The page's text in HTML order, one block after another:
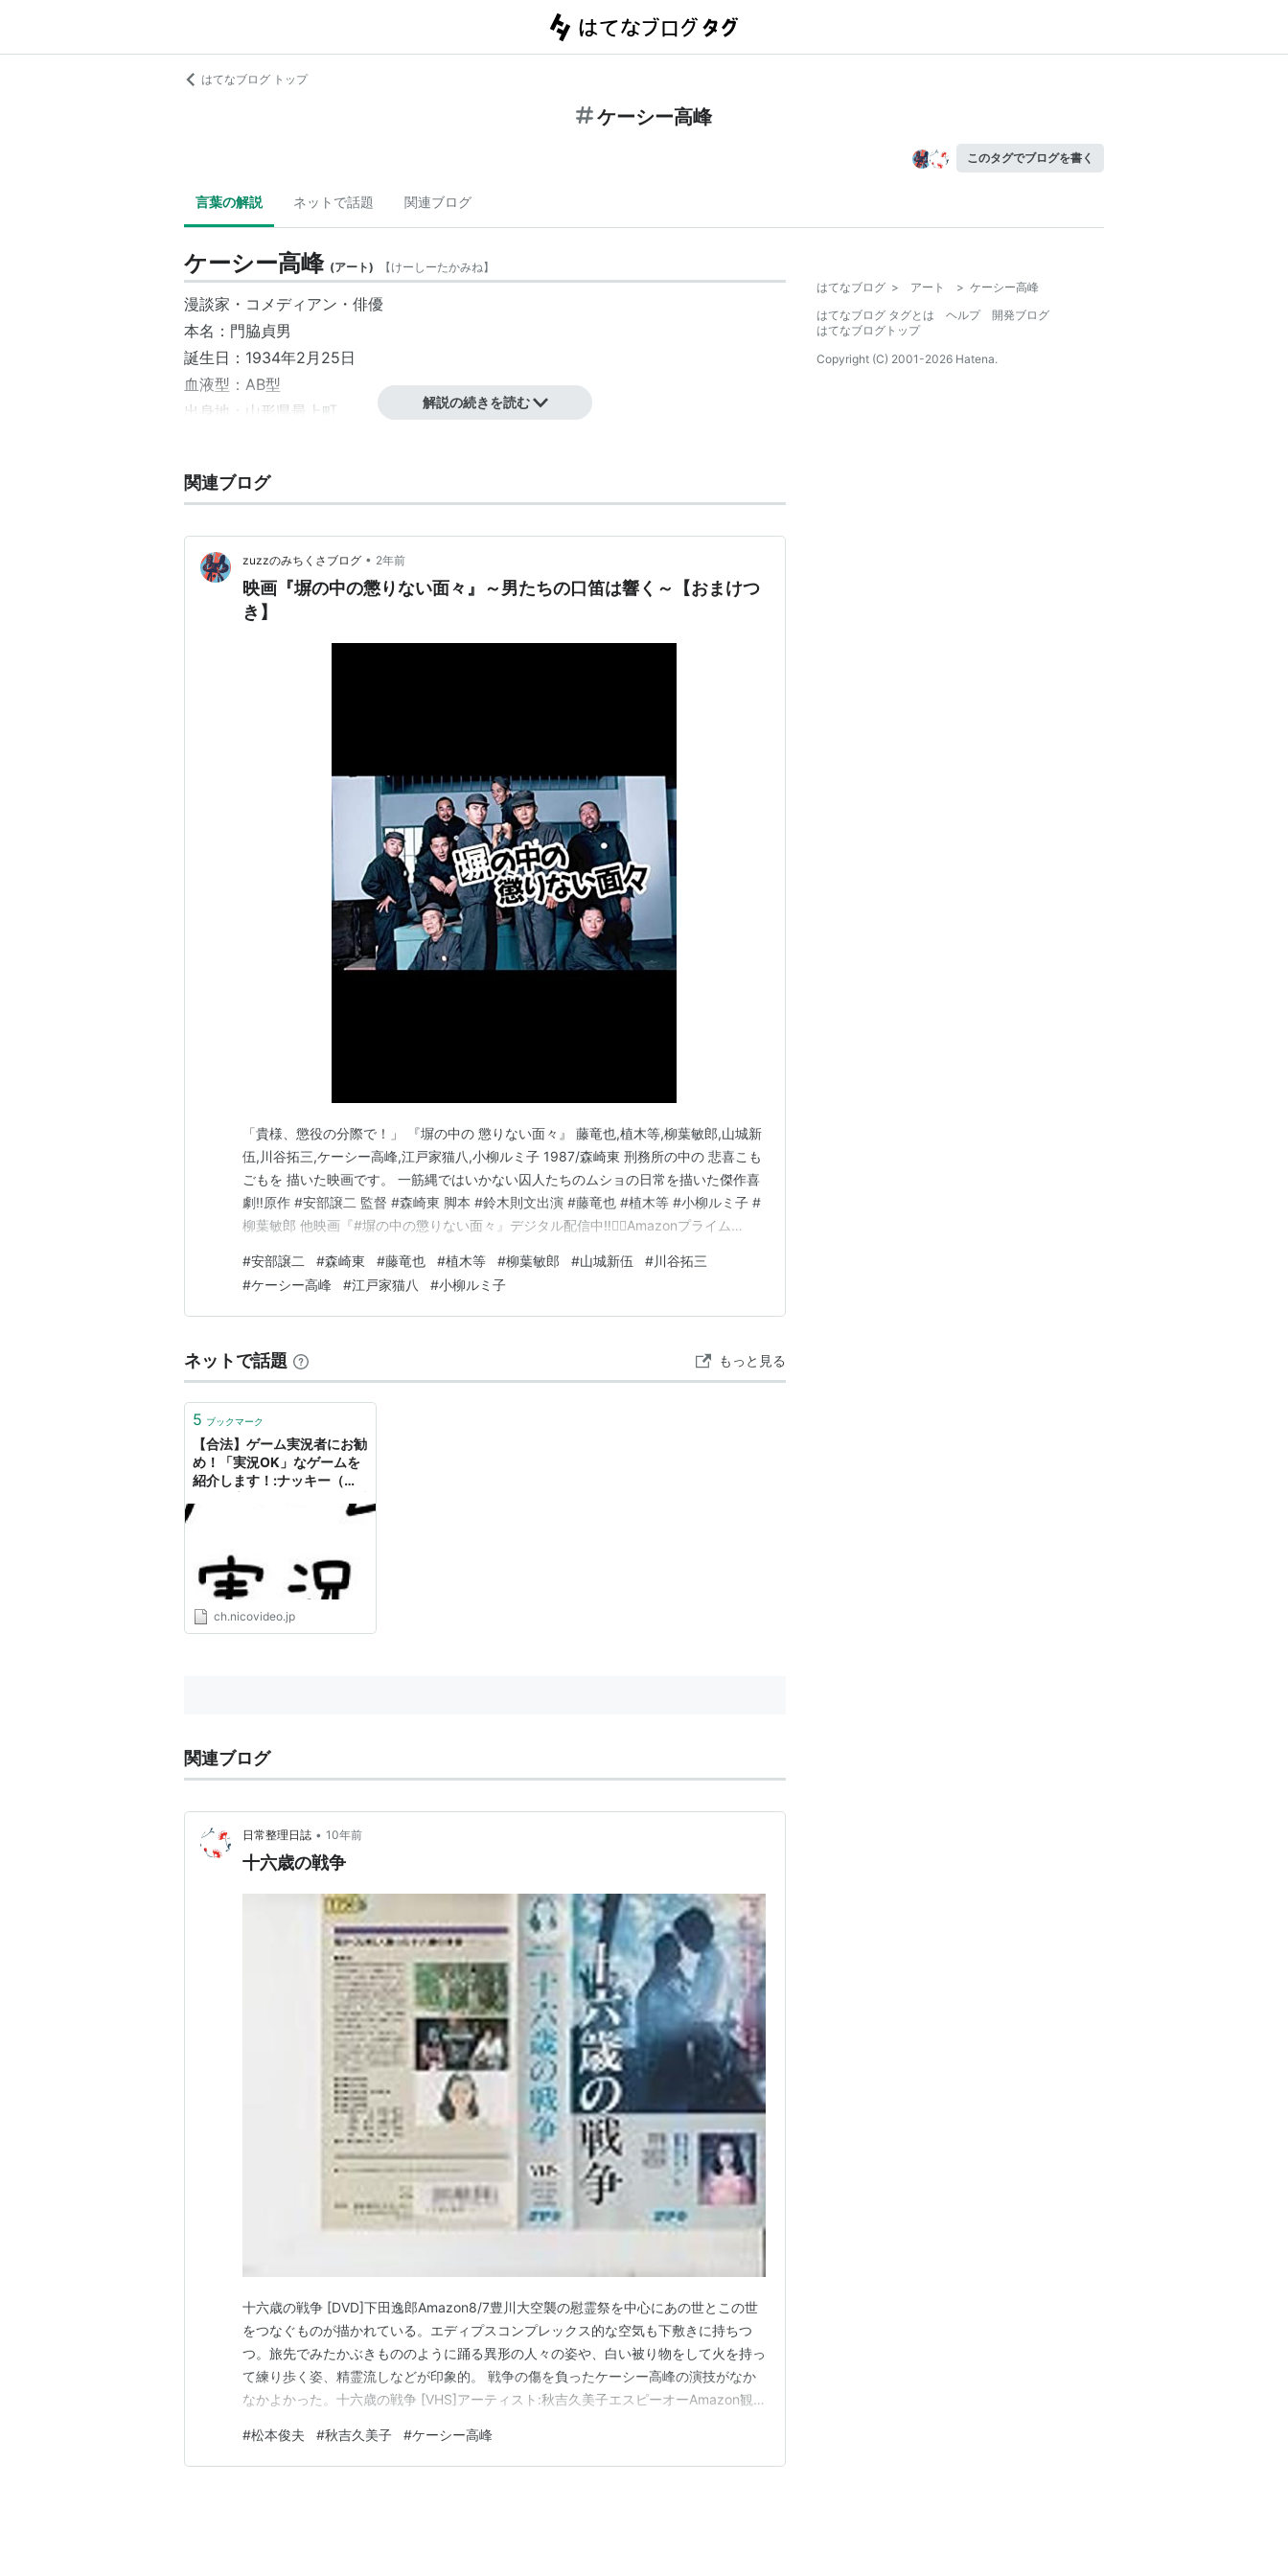
はてなブログ トップ
ケーシー高峰
このタグでブログを書く
言葉の解説 ネットで話題 関連ブログ
ケーシー高峰 (アート) 【けーしーたかみね】
漫談家・コメディアン・俳優
本名：門脇貞男
誕生日：1934年2月25日
血液型：AB型
出身地：山形県最上町
実母を始め兄弟・親類に医師が多い。
大学卒業後、漫才師のリーガル天才、コロムビア・トップに師事。
白衣姿の医学漫談で有名。「これを医学用語で◯◯と言うの」と駄洒落で返すのが
つかみのギャグ。
セニョール
の手術を受けた。
ビートたけしの刑事ヨロシク（渋沢刑事）
木更津キャッツアイ
（小峰社長）
解説の続きを読む
関連ブログ
zuzzのみちくさブログ • 2年前
映画『塀の中の懲りない面々』～男たちの口笛は響く～【おまけつ
き】
「貴様、懲役の分際で！」 『塀の中の 懲りない面々』 藤竜也,植木等,柳葉敏郎,山城新
伍,川谷拓三,ケーシー高峰,江戸家猫八,小柳ルミ子 1987/森崎東 刑務所の中の 悲喜こも
ごもを 描いた映画です。 一筋縄ではいかない囚人たちのムショの日常を描いた傑作喜
劇‼️原作 #安部譲二 監督 #森崎東 脚本 #鈴木則文出演 #藤竜也 #植木等 #小柳ルミ子 #
柳葉敏郎 他映画『#塀の中の懲りない面々』デジタル配信中‼️👮‍♂️Amazonプライム
pic.twitter.com/MwC…
#安部譲二 #森崎東 #藤竜也 #植木等 #柳葉敏郎 #山城新伍 #川谷拓三
#ケーシー高峰 #江戸家猫八 #小柳ルミ子
ネットで話題 もっと見る
5 ブックマーク
【合法】ゲーム実況者にお勧
め！「実況OK」なゲームを
紹介します！:ナッキー（ケ
ch.nicovideo.jp
関連ブログ
日常整理日誌 • 10年前
十六歳の戦争
十六歳の戦争 [DVD]下田逸郎Amazon8/7豊川大空襲の慰霊祭を中心にあの世とこの世
をつなぐものが描かれている。エディプスコンプレックス的な空気も下敷きに持ちつ
つ。旅先でみたかぶきもののように踊る異形の人々の姿や、白い被り物をして火を持っ
て練り歩く姿、精霊流しなどが印象的。 戦争の傷を負ったケーシー高峰の演技がなか
なかよかった。十六歳の戦争 [VHS]アーティスト:秋吉久美子エスピーオーAmazon観
#松本俊夫 #秋吉久美子 #ケーシー高峰
はてなブログ > アート > ケーシー高峰
はてなブログ タグとは
ヘルプ
開発ブログ
はてなブログトップ
Copyright (C) 2001-2026 Hatena.